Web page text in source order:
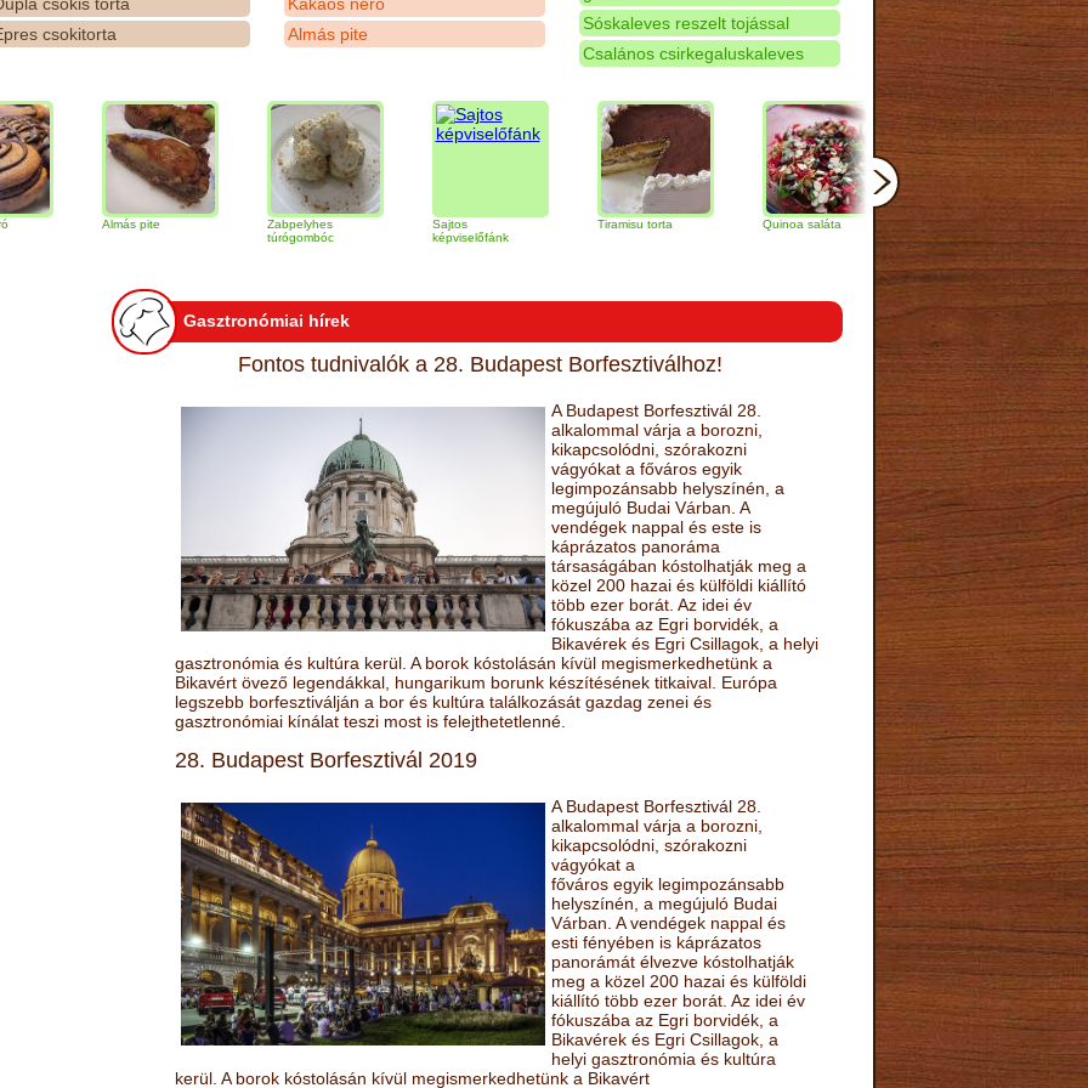
csokitorta
Almás pite
Sóskaleves reszelt tojással
Csalános csirkegaluskaleves
Zabpelyhes
túrógombóc
képviselőfánk
Tiramisu torta Quinoa saláta Mandulás kifli
narancs
Gasztronómiai hírek
Fontos tudnivalók a 28. Budapest Borfesztiválhoz!
A Budapest Borfesztivál 28.
alkalommal várja a borozni,
kikapcsolódni, szórakozni
vágyókat a főváros egyik
legimpozánsabb helyszínén, a
megújuló Budai Várban. A
vendégek nappal és este is
káprázatos panoráma
társaságában kóstolhatják meg a
közel 200 hazai és külföldi kiállító
több ezer borát. Az idei év
fókuszába az Egri borvidék, a
Bikavérek és Egri Csillagok, a helyi
gasztronómia és kultúra kerül. A borok kóstolásán kívül megismerkedhetünk a
Bikavért övező legendákkal, hungarikum borunk készítésének titkaival. Európa
legszebb borfesztiválján a bor és kultúra találkozását gazdag zenei és
gasztronómiai kínálat teszi most is felejthetetlenné.
28. Budapest Borfesztivál 2019
A Budapest Borfesztivál 28.
alkalommal várja a borozni,
kikapcsolódni, szórakozni
vágyókat a
főváros egyik legimpozánsabb
helyszínén, a megújuló Budai
Várban. A vendégek nappal és
esti fényében is káprázatos
panorámát élvezve kóstolhatják
meg a közel 200 hazai és külföldi
kiállító több ezer borát. Az idei év
fókuszába az Egri borvidék, a
Bikavérek és Egri Csillagok, a
helyi gasztronómia és kultúra
kerül. A borok kóstolásán kívül megismerkedhetünk a Bikavért